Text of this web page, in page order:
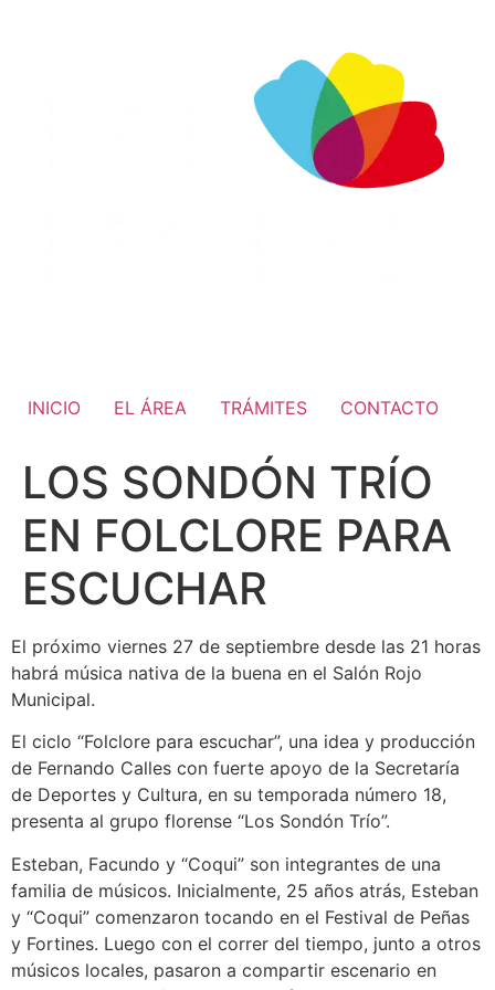
INICIO EL ÁREA TRÁMITES CONTACTO
LOS SONDÓN TRÍO
EN FOLCLORE PARA
ESCUCHAR
El próximo viernes 27 de septiembre desde las 21 horas
habrá música nativa de la buena en el Salón Rojo
Municipal.
El ciclo “Folclore para escuchar”, una idea y producción
de Fernando Calles con fuerte apoyo de la Secretaría
de Deportes y Cultura, en su temporada número 18,
presenta al grupo florense “Los Sondón Trío”.
Esteban, Facundo y “Coqui” son integrantes de una
familia de músicos. Inicialmente, 25 años atrás, Esteban
y “Coqui” comenzaron tocando en el Festival de Peñas
y Fortines. Luego con el correr del tiempo, junto a otros
músicos locales, pasaron a compartir escenario en